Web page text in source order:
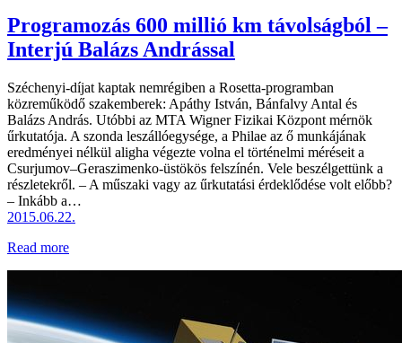
Programozás 600 millió km távolságból –
Interjú Balázs Andrással
Széchenyi-díjat kaptak nemrégiben a Rosetta-programban
közreműködő szakemberek: Apáthy István, Bánfalvy Antal és
Balázs András. Utóbbi az MTA Wigner Fizikai Központ mérnök
űrkutatója. A szonda leszállóegysége, a Philae az ő munkájának
eredményei nélkül aligha végezte volna el történelmi méréseit a
Csurjumov–Geraszimenko-üstökös felszínén. Vele beszélgettünk a
részletekről. – A műszaki vagy az űrkutatási érdeklődése volt előbb?
– Inkább a…
2015.06.22.
Read more